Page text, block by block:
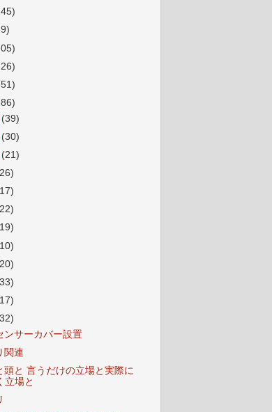
(39)
(30)
(21)
ンサーカバー設置
関連
頭と 言うだけの立場と実際に
立場と